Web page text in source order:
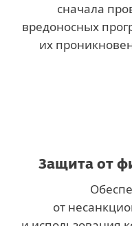
сначала
вредоносных
их
Защита от
от